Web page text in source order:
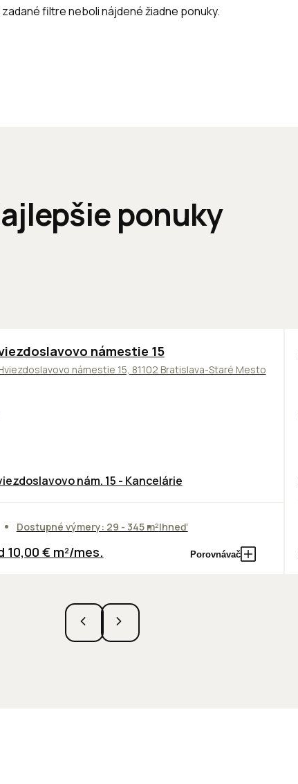
filtre neboli nájdené žiadne ponuky.
ponuky
námestie 15
námestie 15, 81102 Bratislava-Staré Mesto
nám. 15 - Kancelárie
Dostupné výmery: 29 - 345 m²Ihneď
10,00 € m²/mes. Porovnávač